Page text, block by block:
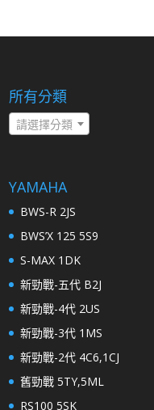
所有分類
請選擇分類
YAMAHA
BWS-R 2JS
BWS’X 125 5S9
S-MAX 1DK
新勁戰-五代 B2J
新勁戰-4代 2US
新勁戰-3代 1MS
新勁戰-2代 4C6,1CJ
舊勁戰 5TY,5ML
RS100 5SK